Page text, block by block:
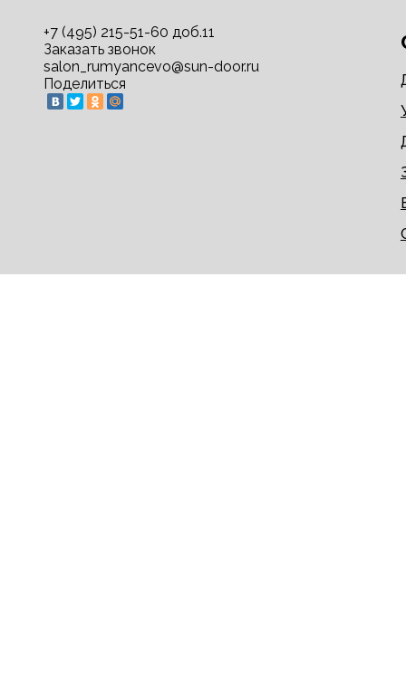
+7 (495) 215-51-60 доб.11
Заказать звонок
salon_rumyancevo@sun-door.ru
Поделиться